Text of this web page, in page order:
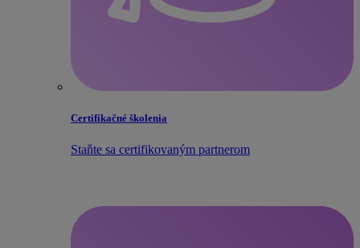
Certifikačné školenia
Staňte sa certifikovaným partnerom